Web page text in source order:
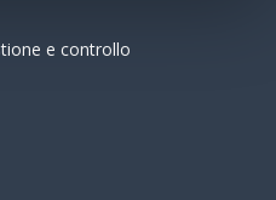
e controllo